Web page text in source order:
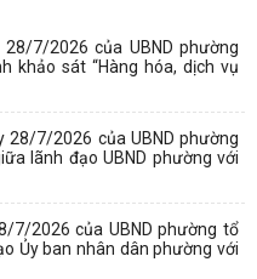
7/2026 của UBND phường
khảo sát “Hàng hóa, dịch vụ
28/7/2026 của UBND phường
lãnh đạo UBND phường với
7/2026 của UBND phường tổ
Ủy ban nhân dân phường với